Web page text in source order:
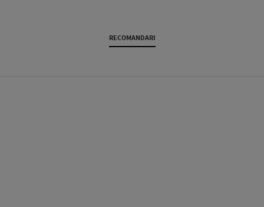
RECOMANDARI